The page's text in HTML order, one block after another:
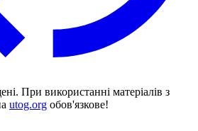
При використанні матеріалів з
utog.org обов'язкове!